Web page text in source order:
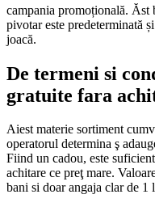
campania promoțională. Ăst
pivotar este predeterminată
joacă.
De termeni si
gratuite fara
Aiest materie sortiment
operatorul determina ş
Fiind un cadou, este
achitare ce preţ mare.
bani si doar angaja clar de 1